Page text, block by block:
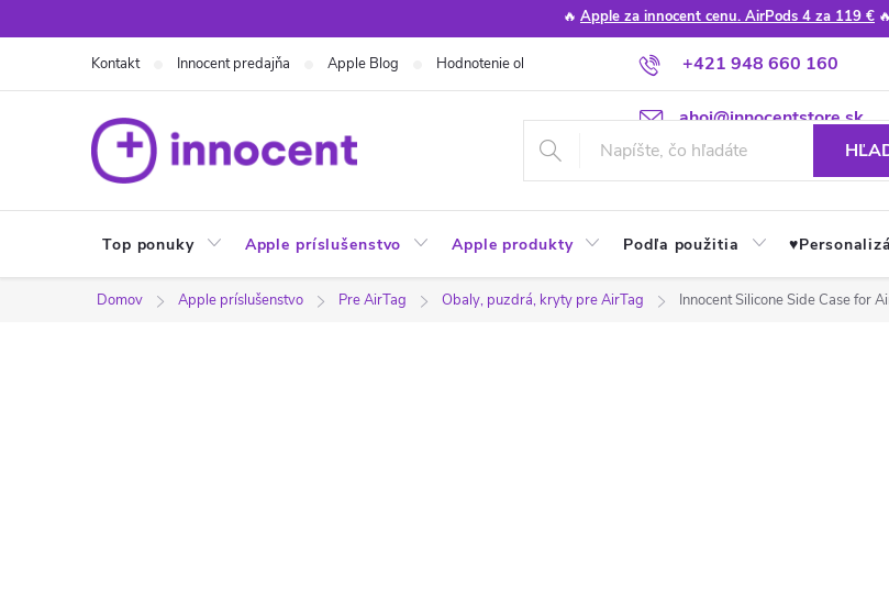
na
🔥 Apple za innocent cenu. AirPods 4 za 119 € 🔥
+421 948 660 160
ahoj@innocentstore.sk
Kontakt Innocent predajňa Apple Blog Hodnotenie obchodu Poradňa Apple návody a tipy
Top ponuky Apple príslušenstvo Apple produkty Podľa použitia
Domov Apple príslušenstvo Pre AirTag Obaly, puzdrá, kryty pre AirTag Innocent Silicone Side Case for